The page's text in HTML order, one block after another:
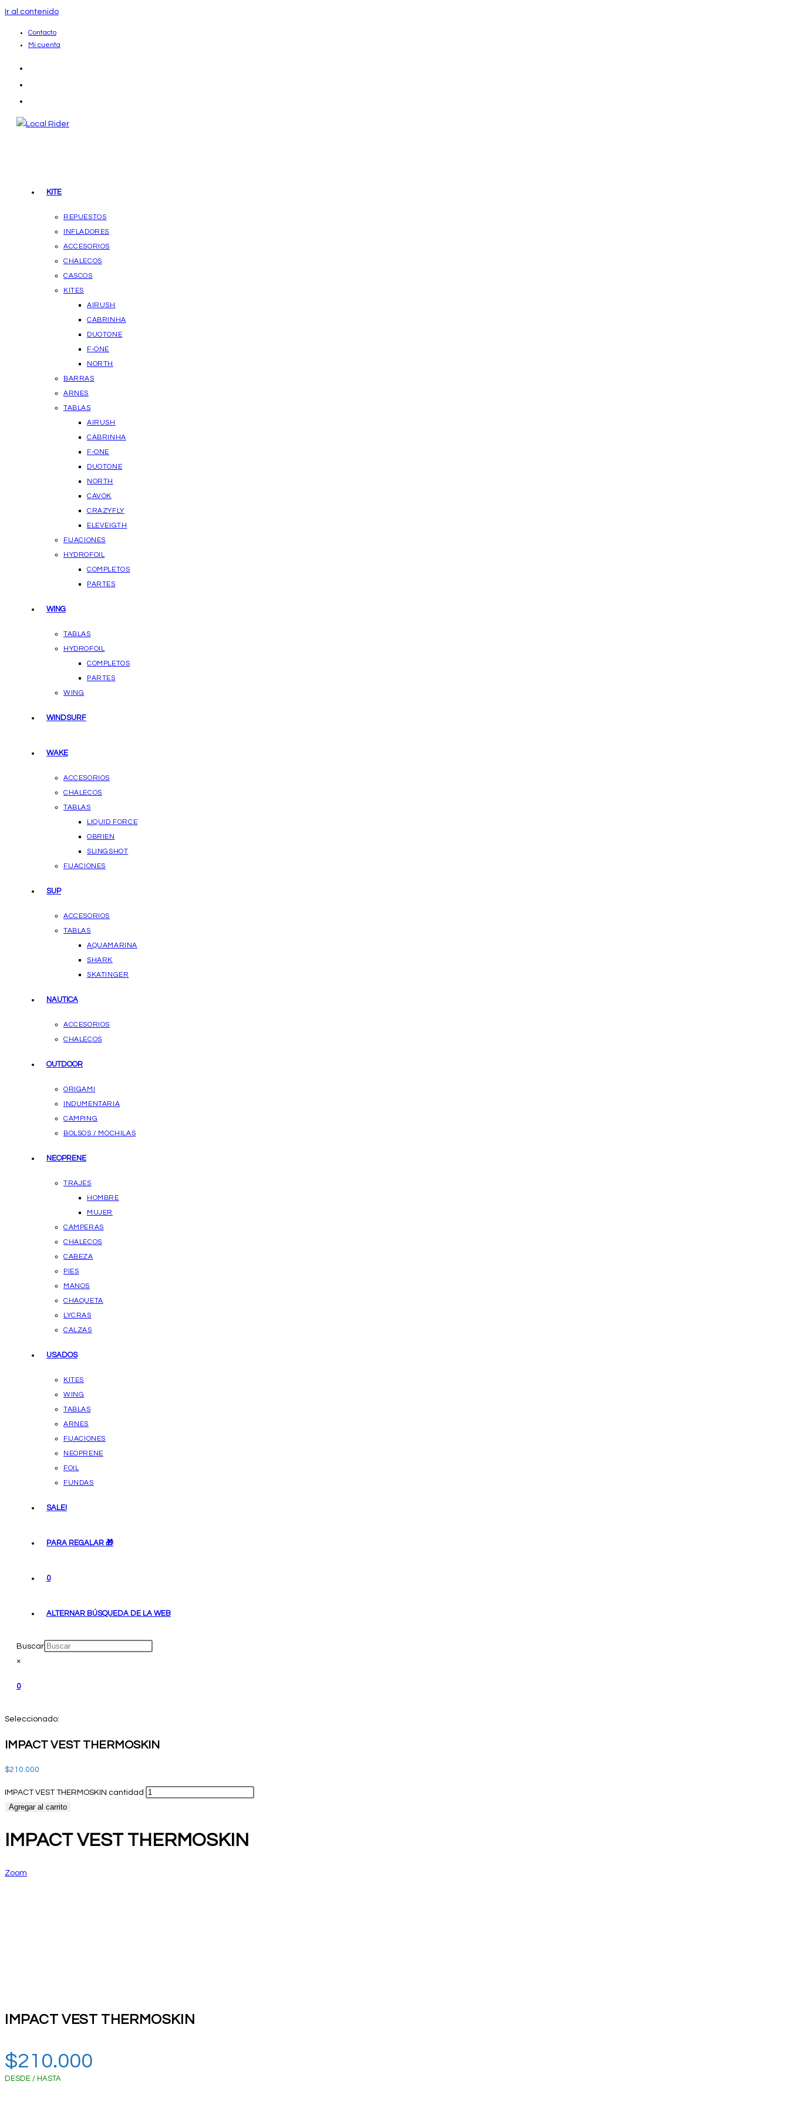
Ir al contenido
Contacto
Mi cuenta
KITE
REPUESTOS
INFLADORES
ACCESORIOS
CHALECOS
CASCOS
KITES
AIRUSH
CABRINHA
DUOTONE
F-ONE
NORTH
BARRAS
ARNES
TABLAS
AIRUSH
CABRINHA
F-ONE
DUOTONE
NORTH
CAVOK
CRAZYFLY
ELEVEIGTH
FIJACIONES
HYDROFOIL
COMPLETOS
PARTES
WING
TABLAS
HYDROFOIL
COMPLETOS
PARTES
WING
WINDSURF
WAKE
ACCESORIOS
CHALECOS
TABLAS
LIQUID FORCE
OBRIEN
SLINGSHOT
FIJACIONES
SUP
ACCESORIOS
TABLAS
AQUAMARINA
SHARK
SKATINGER
NAUTICA
ACCESORIOS
CHALECOS
OUTDOOR
ORIGAMI
INDUMENTARIA
CAMPING
BOLSOS / MOCHILAS
NEOPRENE
TRAJES
HOMBRE
MUJER
CAMPERAS
CHALECOS
CABEZA
PIES
MANOS
CHAQUETA
LYCRAS
CALZAS
USADOS
KITES
WING
TABLAS
ARNES
FIJACIONES
NEOPRENE
FOIL
FUNDAS
SALE!
PARA REGALAR 🎁
0
ALTERNAR BÚSQUEDA DE LA WEB
Buscar
×
0
Seleccionado:
IMPACT VEST THERMOSKIN
$210.000
IMPACT VEST THERMOSKIN cantidad
Agregar al carrito
IMPACT VEST THERMOSKIN
Zoom
IMPACT VEST THERMOSKIN
$210.000
DESDE / HASTA